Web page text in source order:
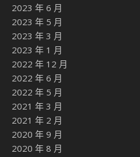
2023 年 6 月
2023 年 5 月
2023 年 3 月
2023 年 1 月
2022 年 12 月
2022 年 6 月
2022 年 5 月
2021 年 3 月
2021 年 2 月
2020 年 9 月
2020 年 8 月